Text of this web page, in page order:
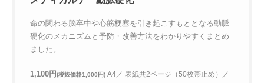
命の関わる脳卒中や心筋梗塞を引き起こすもととなる動脈
硬化のメカニズムと予防・改善方法をわかりやすくまとめ
ました。
1,100円(税抜価格1,000円) A4／ 表紙共2ページ（50枚帯止め）／